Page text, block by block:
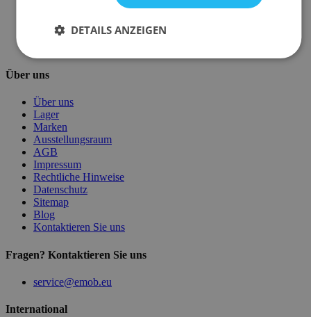
Pflegehinweise
Paswort Vergessen?
Über uns
Über uns
Lager
Marken
Ausstellungsraum
AGB
Impressum
Rechtliche Hinweise
Datenschutz
Sitemap
Blog
Kontaktieren Sie uns
Fragen? Kontaktieren Sie uns
service@emob.eu
International
DETAILS ANZEIGEN